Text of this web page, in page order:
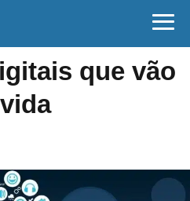
que vão